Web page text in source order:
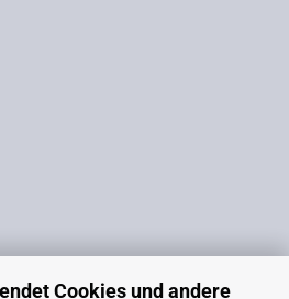
Cookies und andere